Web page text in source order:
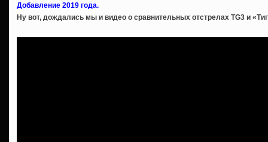
Добавление 2019 года.
Ну вот, дождались мы и видео о сравнительных отстрелах TG3 и